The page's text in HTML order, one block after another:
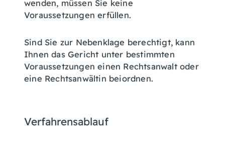
wenden, müssen Sie keine
Voraussetzungen erfüllen.
Sind Sie zur Nebenklage berechtigt, kann
Ihnen das Gericht unter bestimmten
Voraussetzungen einen Rechtsanwalt oder
eine Rechtsanwältin beiordnen.
Verfahrensablauf